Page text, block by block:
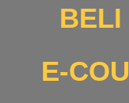
BELI
E-